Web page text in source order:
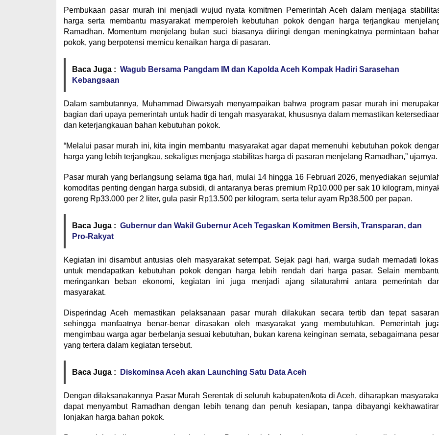
Pembukaan pasar murah ini menjadi wujud nyata komitmen Pemerintah Aceh dalam menjaga
harga serta membantu masyarakat memperoleh kebutuhan pokok dengan harga terjangkau
Ramadhan. Momentum menjelang bulan suci biasanya diiringi dengan meningkatnya permintaan
pokok, yang berpotensi memicu kenaikan harga di pasaran.
Baca Juga : Wagub Bersama Pangdam IM dan Kapolda Aceh Kompak Hadiri Sarasehan
Kebangsaan
Dalam sambutannya, Muhammad Diwarsyah menyampaikan bahwa program pasar murah ini
bagian dari upaya pemerintah untuk hadir di tengah masyarakat, khususnya dalam memastikan
dan keterjangkauan bahan kebutuhan pokok.
“Melalui pasar murah ini, kita ingin membantu masyarakat agar dapat memenuhi kebutuhan pokok
harga yang lebih terjangkau, sekaligus menjaga stabilitas harga di pasaran menjelang Ramadhan,” ujarnya.
Pasar murah yang berlangsung selama tiga hari, mulai 14 hingga 16 Februari 2026, menyediakan
komoditas penting dengan harga subsidi, di antaranya beras premium Rp10.000 per sak 10 kilogram,
goreng Rp33.000 per 2 liter, gula pasir Rp13.500 per kilogram, serta telur ayam Rp38.500 per papan.
Baca Juga : Gubernur dan Wakil Gubernur Aceh Tegaskan Komitmen Bersih, Transparan, dan
Pro-Rakyat
Kegiatan ini disambut antusias oleh masyarakat setempat. Sejak pagi hari, warga sudah memadati
untuk mendapatkan kebutuhan pokok dengan harga lebih rendah dari harga pasar. Selain
meringankan beban ekonomi, kegiatan ini juga menjadi ajang silaturahmi antara pemerintah
masyarakat.
Disperindag Aceh memastikan pelaksanaan pasar murah dilakukan secara tertib dan tepat
sehingga manfaatnya benar-benar dirasakan oleh masyarakat yang membutuhkan. Pemerintah
mengimbau warga agar berbelanja sesuai kebutuhan, bukan karena keinginan semata, sebagaimana
yang tertera dalam kegiatan tersebut.
Baca Juga : Diskominsa Aceh akan Launching Satu Data Aceh
Dengan dilaksanakannya Pasar Murah Serentak di seluruh kabupaten/kota di Aceh, diharapkan
dapat menyambut Ramadhan dengan lebih tenang dan penuh kesiapan, tanpa dibayangi
lonjakan harga bahan pokok.